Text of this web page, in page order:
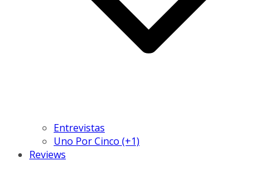
Entrevistas
Uno Por Cinco (+1)
Reviews